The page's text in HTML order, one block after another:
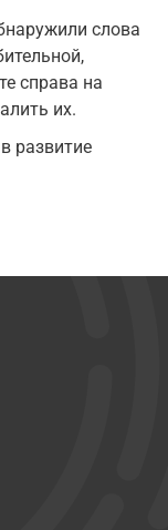
слова
справа на
их.
развитие